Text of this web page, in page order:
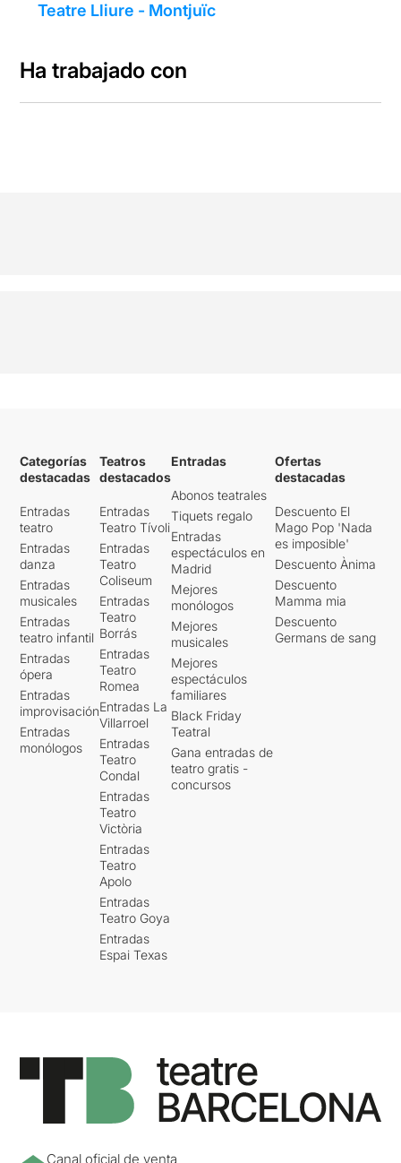
Teatre Lliure - Montjuïc
Ha trabajado con
Categorías
destacadas
Entradas
teatro
Entradas
danza
Entradas
musicales
Entradas
teatro infantil
Entradas
ópera
Entradas
improvisación
Entradas
monólogos
Teatros
destacados
Entradas
Teatro Tívoli
Entradas
Teatro
Coliseum
Entradas
Teatro
Borrás
Entradas
Teatro
Romea
Entradas La
Villarroel
Entradas
Teatro
Condal
Entradas
Teatro
Victòria
Entradas
Teatro
Apolo
Entradas
Teatro Goya
Entradas
Espai Texas
Entradas
Abonos teatrales
Tiquets regalo
Entradas
espectáculos en
Madrid
Mejores
monólogos
Mejores
musicales
Mejores
espectáculos
familiares
Black Friday
Teatral
Gana entradas de
teatro gratis -
concursos
Ofertas
destacadas
Descuento El
Mago Pop 'Nada
es imposible'
Descuento Ànima
Descuento
Mamma mia
Descuento
Germans de sang
Canal oficial de venta